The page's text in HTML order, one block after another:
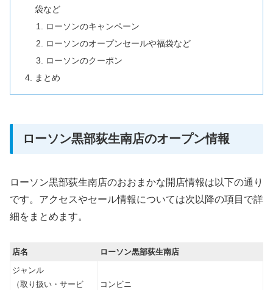
袋など
ローソンのキャンペーン
ローソンのオープンセールや福袋など
ローソンのクーポン
まとめ
ローソン黒部荻生南店のオープン情報
ローソン黒部荻生南店のおおまかな開店情報は以下の通り
です。アクセスやセール情報については次以降の項目で詳
細をまとめます。
店名
ローソン黒部荻生南店
ジャンル
（取り扱い・サービ
コンビニ